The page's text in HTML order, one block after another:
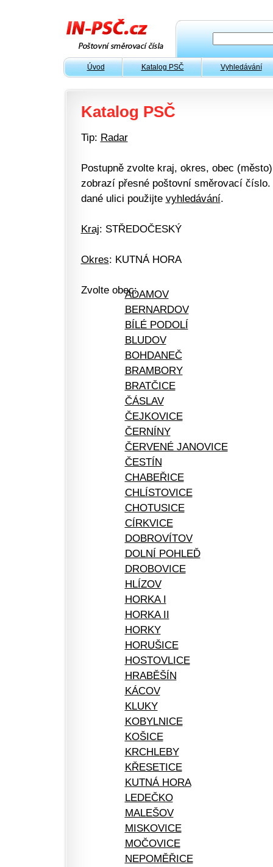
Úvod Katalog PSČ Vyhledávání
Katalog PSČ
Tip: Radar
Postupně zvolte kraj, okres, obec
zobrazí přesné poštovní směrovací
dané ulici použijte vyhledávání.
Kraj: STŘEDOČESKÝ
Okres: KUTNÁ HORA
Zvolte obec:ADAMOV
BERNARDOV
BÍLÉ PODOLÍ
BLUDOV
BOHDANEČ
BRAMBORY
BRATČICE
ČÁSLAV
ČEJKOVICE
ČERNÍNY
ČERVENÉ JANOVICE
ČESTÍN
CHABEŘICE
CHLÍSTOVICE
CHOTUSICE
CÍRKVICE
DOBROVÍTOV
DOLNÍ POHLEĎ
DROBOVICE
HLÍZOV
HORKA I
HORKA II
HORKY
HORUŠICE
HOSTOVLICE
HRABĚŠÍN
KÁCOV
KLUKY
KOBYLNICE
KOŠICE
KRCHLEBY
KŘESETICE
KUTNÁ HORA
LEDEČKO
MALEŠOV
MISKOVICE
MOČOVICE
NEPOMĚŘICE